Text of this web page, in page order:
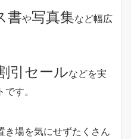
書や写真集など幅広
引セールなどを実
す。
き場を気にせずたくさん